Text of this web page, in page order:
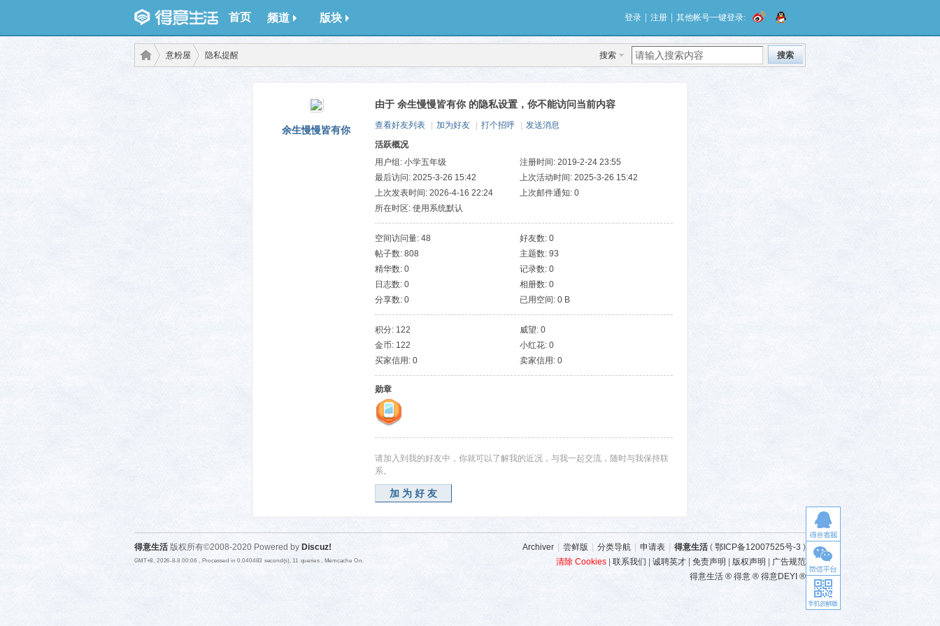
首页 频道 版块 登录 注册 其他帐号一键登录:
搜索 搜索
武汉
意粉屋 隐私提醒
余生慢慢皆有你
由于 余生慢慢皆有你 的隐私设置，你不能访问当前内容
查看好友列表 加为好友 打个招呼
发送消息
活跃概况
用户组: 小学五年级
注册时间: 2019-2-24 23:55
最后访问: 2025-3-26 15:42
上次活动时间: 2025-3-26 15:42
上次发表时间: 2026-4-16 22:24
上次邮件通知: 0
所在时区: 使用系统默认
空间访问量: 48
好友数: 0
帖子数: 808
主题数: 93
精华数: 0
记录数: 0
日志数: 0
相册数: 0
分享数: 0
已用空间: 0 B
积分: 122
威望: 0
金币: 122
小红花: 0
买家信用: 0
卖家信用: 0
勋章
请加入到我的好友中，你就可以了解我的近况，与我一起交流，随时与我保持联
系。
加为好友
Archiver 尝鲜版 分类导航 申请表 得意生活 ( 鄂ICP备12007525号-3 )
清除 Cookies
联系我们 诚聘英才 免责声明 版权声明
广告规范
得意生活 ® 得意 ® 得意DEYI ®
得意生活 版权所有©2008-2020 Powered by Discuz!
GMT+8, 2026-8-8 00:06 , Processed in 0.040483 second(s), 11 queries , Memcache On.